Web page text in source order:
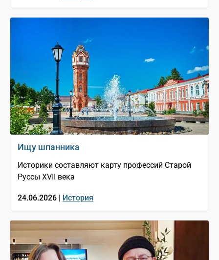
Ищу шпанника
Историки составляют карту профессий Старой
Руссы XVII века
24.06.2026 | История